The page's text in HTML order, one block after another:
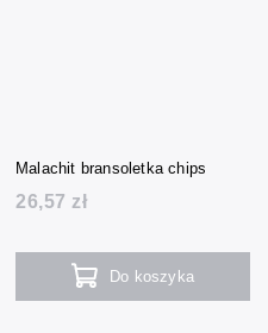
Malachit bransoletka chips
26,57 zł
Do koszyka